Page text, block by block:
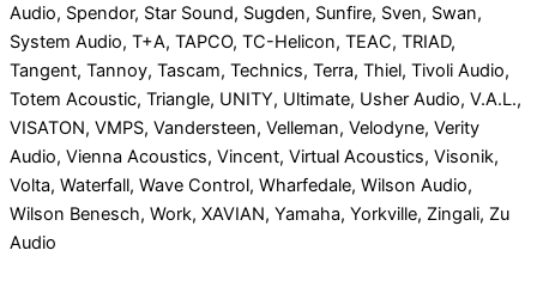
Audio, Spendor, Star Sound, Sugden, Sunfire, Sven, Swan,
System Audio, T+A, TAPCO, TC-Helicon, TEAC, TRIAD,
Tangent, Tannoy, Tascam, Technics, Terra, Thiel, Tivoli Audio,
Totem Acoustic, Triangle, UNITY, Ultimate, Usher Audio, V.A.L.,
VISATON, VMPS, Vandersteen, Velleman, Velodyne, Verity
Audio, Vienna Acoustics, Vincent, Virtual Acoustics, Visonik,
Volta, Waterfall, Wave Control, Wharfedale, Wilson Audio,
Wilson Benesch, Work, XAVIAN, Yamaha, Yorkville, Zingali, Zu
Audio